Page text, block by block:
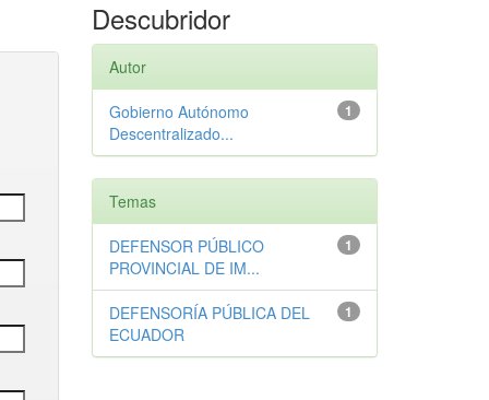
Descubridor
Autor
1
Gobierno Autónomo
Descentralizado...
Temas
1
DEFENSOR PÚBLICO
PROVINCIAL DE IM...
1
DEFENSORÍA PÚBLICA DEL
ECUADOR